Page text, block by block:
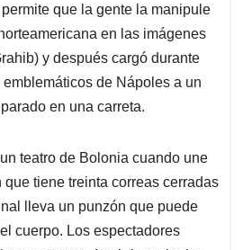
que la gente la manipule
en las imágenes
y después cargó durante
de Nápoles a un
en una carreta.
teatro de Bolonia cuando une
tiene treinta correas cerradas
lleva un punzón que puede
cuerpo. Los espectadores